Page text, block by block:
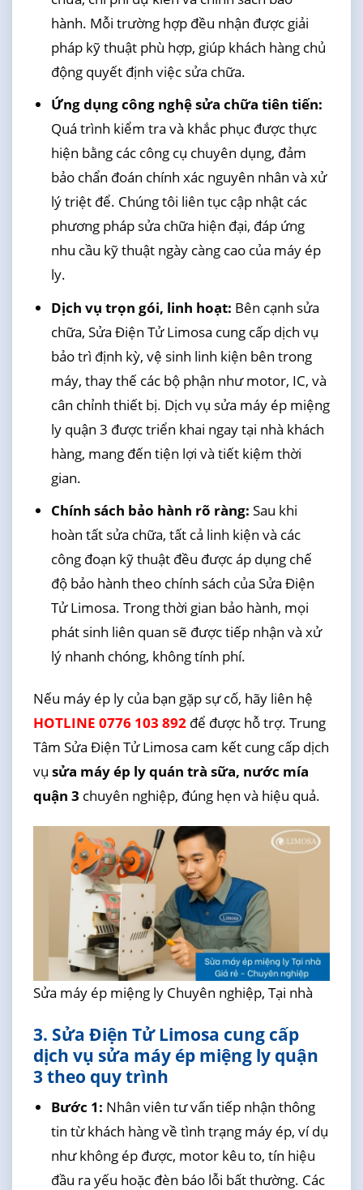
hành. Mỗi trường hợp đều nhận được giải
pháp kỹ thuật phù hợp, giúp khách hàng chủ
động quyết định việc sửa chữa.
Ứng dụng công nghệ sửa chữa tiên tiến:
Quá trình kiểm tra và khắc phục được thực
hiện bằng các công cụ chuyên dụng, đảm
bảo chẩn đoán chính xác nguyên nhân và xử
lý triệt để. Chúng tôi liên tục cập nhật các
phương pháp sửa chữa hiện đại, đáp ứng
nhu cầu kỹ thuật ngày càng cao của máy ép
ly.
Dịch vụ trọn gói, linh hoạt: Bên cạnh sửa
chữa, Sửa Điện Tử Limosa cung cấp dịch vụ
bảo trì định kỳ, vệ sinh linh kiện bên trong
máy, thay thế các bộ phận như motor, IC, và
cân chỉnh thiết bị. Dịch vụ sửa máy ép miệng
ly quận 3 được triển khai ngay tại nhà khách
hàng, mang đến tiện lợi và tiết kiệm thời
gian.
Chính sách bảo hành rõ ràng: Sau khi
hoàn tất sửa chữa, tất cả linh kiện và các
công đoạn kỹ thuật đều được áp dụng chế
độ bảo hành theo chính sách của Sửa Điện
Tử Limosa. Trong thời gian bảo hành, mọi
phát sinh liên quan sẽ được tiếp nhận và xử
lý nhanh chóng, không tính phí.
Nếu máy ép ly của bạn gặp sự cố, hãy liên hệ
HOTLINE 0776 103 892để được hỗ trợ. Trung
Tâm Sửa Điện Tử Limosa cam kết cung cấp dịch
vụ sửa máy ép ly quán trà sữa, nước mía
quận 3 chuyên nghiệp, đúng hẹn và hiệu quả.
Sửa máy ép miệng ly Chuyên nghiệp, Tại nhà
3. Sửa Điện Tử Limosa cung cấp
dịch vụ sửa máy ép miệng ly quận
3 theo quy trình
Bước 1: Nhân viên tư vấn tiếp nhận thông
tin từ khách hàng về tình trạng máy ép, ví dụ
như không ép được, motor kêu to, tín hiệu
đầu ra yếu hoặc đèn báo lỗi bất thường. Các